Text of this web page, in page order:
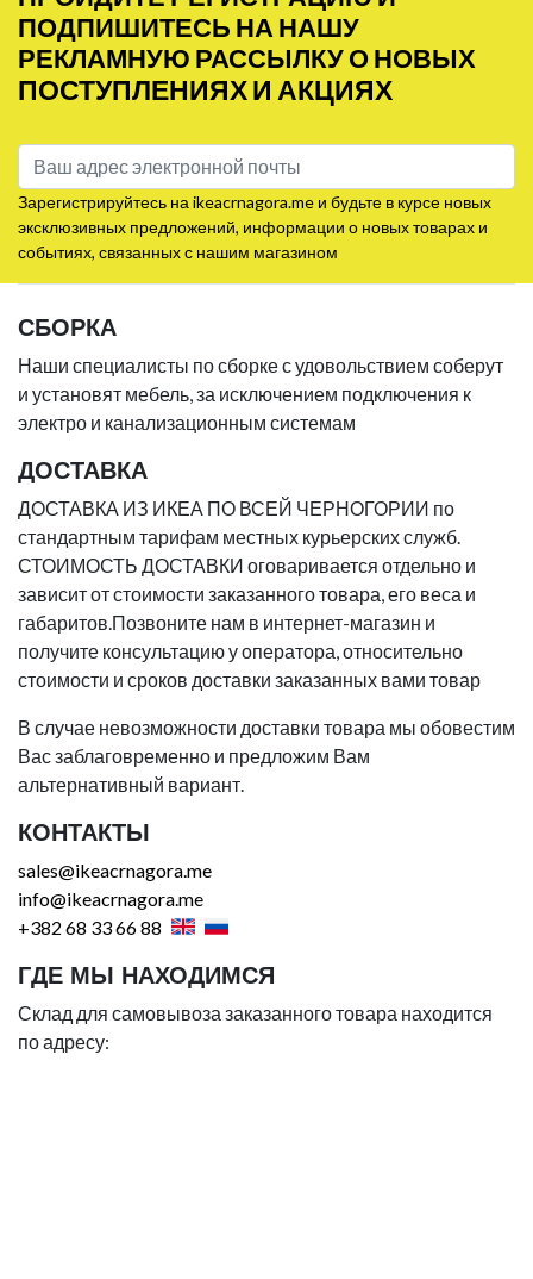
ПОДПИШИТЕСЬ НА НАШУ
РЕКЛАМНУЮ РАССЫЛКУ О НОВЫХ
ПОСТУПЛЕНИЯХ И АКЦИЯХ
Зарегистрируйтесь на ikeacrnagora.me и будьте в курсе новых
эксклюзивных предложений, информации о новых товарах и
событиях, связанных с нашим магазином
СБОРКА
Наши специалисты по сборке с удовольствием соберут
и установят мебель, за исключением подключения к
электро и канализационным системам
ДОСТАВКА
ДОСТАВКА ИЗ ИКЕА ПО ВСЕЙ ЧЕРНОГОРИИ по
стандартным тарифам местных курьерских служб.
СТОИМОСТЬ ДОСТАВКИ оговаривается отдельно и
зависит от стоимости заказанного товара, его веса и
габаритов.Позвоните нам в интернет-магазин и
получите консультацию у оператора, относительно
стоимости и сроков доставки заказанных вами товар
В случае невозможности доставки товара мы обовестим
Вас заблаговременно и предложим Вам
альтернативный вариант.
КОНТАКТЫ
sales@ikeacrnagora.me
info@ikeacrnagora.me
+382 68 33 66 88
ГДЕ МЫ НАХОДИМСЯ
Склад для самовывоза заказанного товара находится
по адресу: